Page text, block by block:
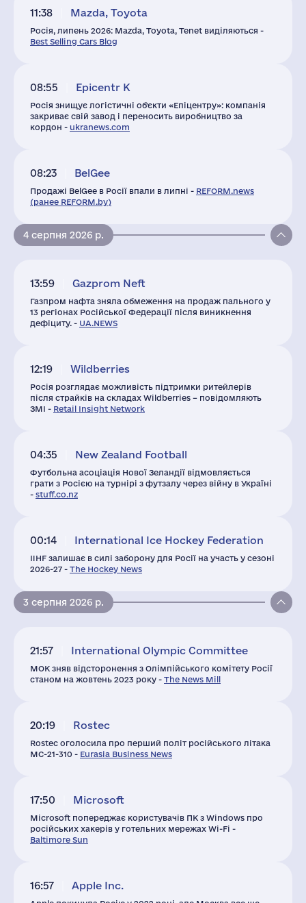
11:38 Mazda, Toyota
Росія, липень 2026: Mazda, Toyota, Tenet виділяються -
Best Selling Cars Blog
08:55 Epicentr K
Росія знищує логістичні об'єкти «Епіцентру»: компанія
закриває свій завод і переносить виробництво за
кордон - ukranews.com
08:23 BelGee
Продажі BelGee в Росії впали в липні - REFORM.news
(ранее REFORM.by)
4 серпня 2026 р.
13:59 Gazprom Neft
Газпром нафта зняла обмеження на продаж пального у
13 регіонах Російської Федерації після виникнення
дефіциту. - UA.NEWS
12:19 Wildberries
Росія розглядає можливість підтримки ритейлерів
після страйків на складах Wildberries – повідомляють
ЗМІ - Retail Insight Network
04:35 New Zealand Football
Футбольна асоціація Нової Зеландії відмовляється
грати з Росією на турнірі з футзалу через війну в Україні
- stuff.co.nz
00:14 International Ice Hockey Federation
IIHF залишає в силі заборону для Росії на участь у сезоні
2026-27 - The Hockey News
3 серпня 2026 р.
21:57 International Olympic Committee
МОК зняв відсторонення з Олімпійського комітету Росії
станом на жовтень 2023 року - The News Mill
20:19 Rostec
Rostec оголосила про перший політ російського літака
МС-21-310 - Eurasia Business News
17:50 Microsoft
Microsoft попереджає користувачів ПК з Windows про
російських хакерів у готельних мережах Wi-Fi -
Baltimore Sun
16:57 Apple Inc.